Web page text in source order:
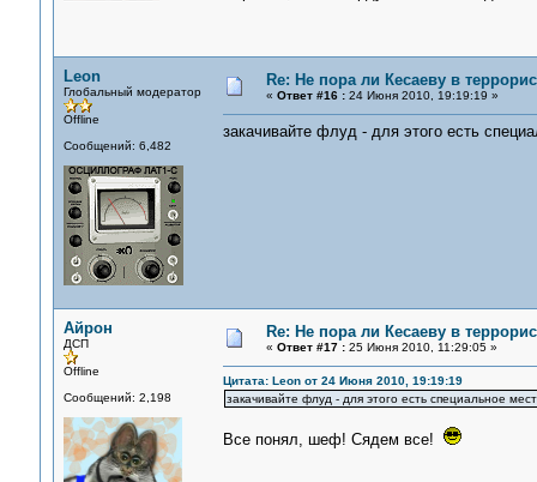
Leon
Глобальный модератор
Offline
Сообщений: 6,482
Re: Не пора ли Кесаеву в
« Ответ #16 :24 Июня 2010, 19:19:19 »
закачивайте флуд - для этого есть
Айрон
ДСП
Offline
Сообщений: 2,198
Re: Не пора ли Кесаеву в
« Ответ #17 :25 Июня 2010, 11:29:05 »
Цитата: Leon от 24 Июня 2010, 19:19:19
закачивайте флуд - для этого есть специальное
Все понял, шеф! Сядем все!